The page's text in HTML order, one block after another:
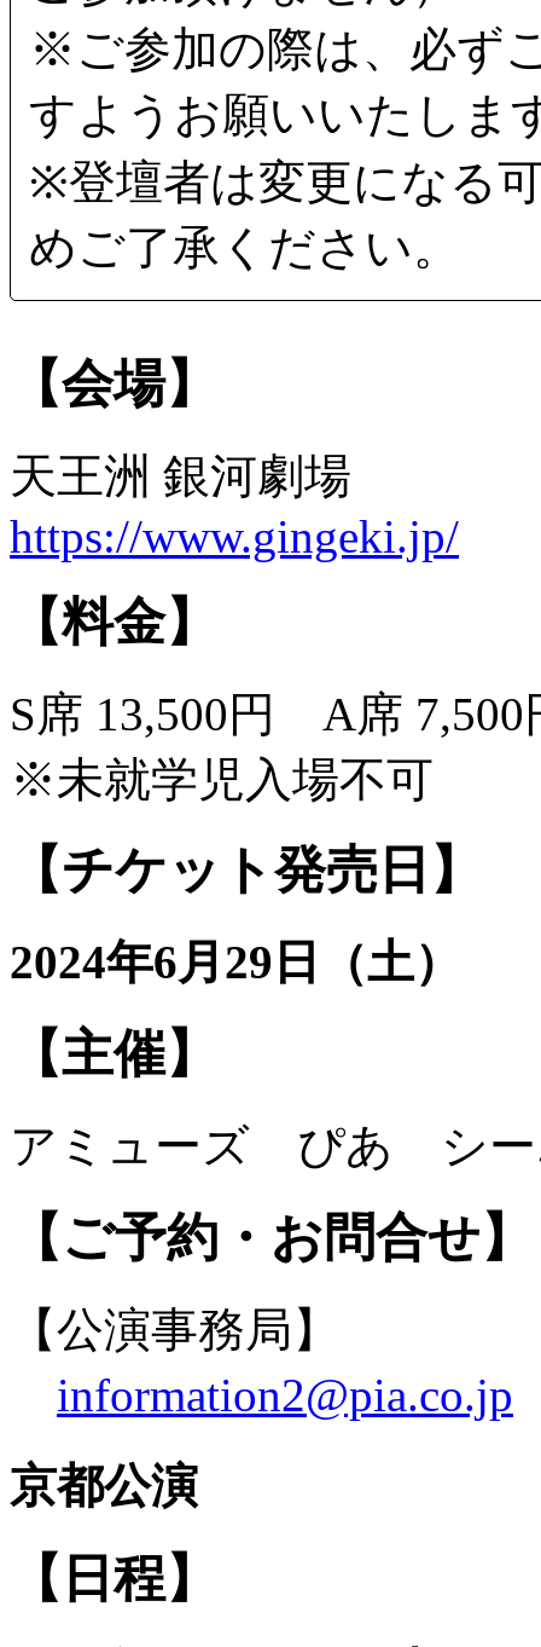
※ご参加の際は、必ず
すようお願いいたしま
※登壇者は変更になる
めご了承ください。
【会場】
天王洲 銀河劇場
https://www.gingeki.jp/
【料金】
S席 13,500円 A席
※未就学児入場不可
【チケット発売日】
2024年6月29日（土）
【主催】
アミューズ ぴあ シー
【ご予約・お問合せ】
【公演事務局】
information2@pia.co.jp
京都公演
【日程】